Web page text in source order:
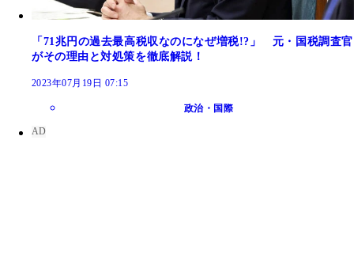
「71兆円の過去最高税収なのになぜ増税!?」 元・国税調査官
がその理由と対処策を徹底解説！
2023年07月19日 07:15
政治・国際